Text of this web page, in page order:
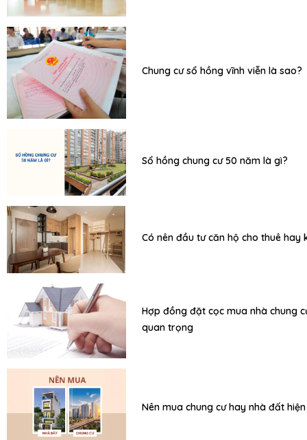
Chung cư sổ hồng vĩnh viễn là sao?
Sổ hồng chung cư 50 năm là gì?
Có nên đầu tư căn hộ cho thuê hay
Hợp đồng đặt cọc mua nhà chung
quan trọng
Nên mua chung cư hay nhà đất